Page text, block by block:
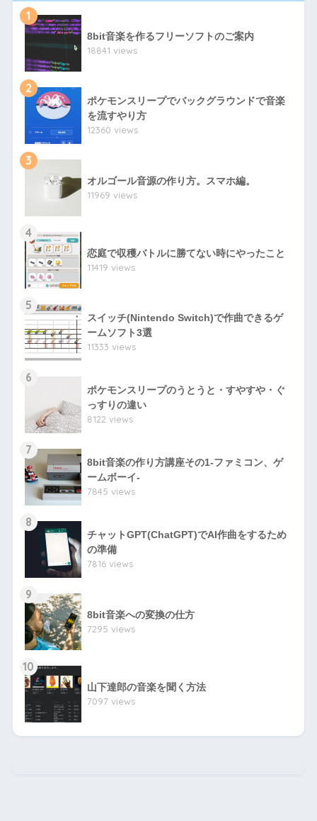
1
8bit音楽を作るフリーソフトのご案内
18841 views
2
ポケモンスリープでバックグラウンドで音楽
を流すやり方
12360 views
3
オルゴール音源の作り方。スマホ編。
11969 views
4
恋庭で収穫バトルに勝てない時にやったこと
11419 views
5
スイッチ(Nintendo Switch)で作曲できるゲ
ームソフト3選
11333 views
6
ポケモンスリープのうとうと・すやすや・ぐ
っすりの違い
8122 views
7
8bit音楽の作り方講座その1-ファミコン、ゲ
ームボーイ-
7845 views
8
チャットGPT(ChatGPT)でAI作曲をするため
の準備
7816 views
9
8bit音楽への変換の仕方
7295 views
10
山下達郎の音楽を聞く方法
7097 views